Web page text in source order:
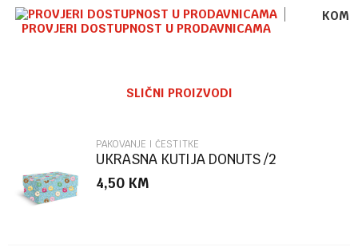
PROVJERI DOSTUPNOST U PRODAVNICAMA
Poruka
SLIČNI PROIZVODI
PAKOVANJE I ČESTITKE
UKRASNA KUTIJA DONUTS /2
MARPIMAR
4,50 KM